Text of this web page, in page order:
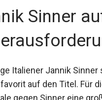
Sinner
–
)
Italiener Jannik